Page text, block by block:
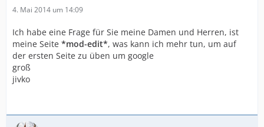
4. Mai 2014 um 14:09
Ich habe eine Frage für Sie meine Damen und Herren, ist
meine Seite *mod-edit*, was kann ich mehr tun, um auf
der ersten Seite zu üben um google
groß
jivko